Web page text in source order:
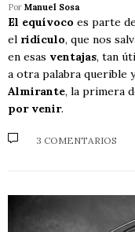
Por Manuel Sosa
El equívoco es parte
el ridículo, que nos
en esas ventajas, tan
a otra palabra querible
Almirante, la primera
por venir.
3 COMENTARIOS